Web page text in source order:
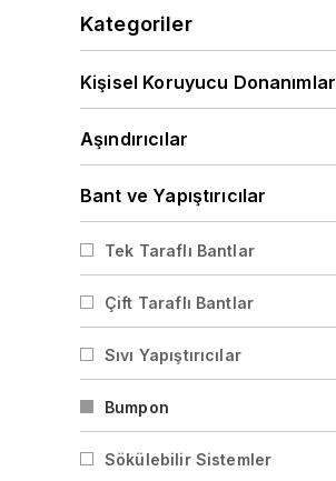
Kategoriler
Kişisel Koruyucu Donanımlar
Aşındırıcılar
Bant ve Yapıştırıcılar
Tek Taraflı Bantlar
Çift Taraflı Bantlar
Sıvı Yapıştırıcılar
Bumpon
Sökülebilir Sistemler